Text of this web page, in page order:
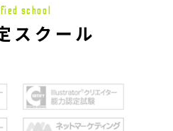
school
スクール